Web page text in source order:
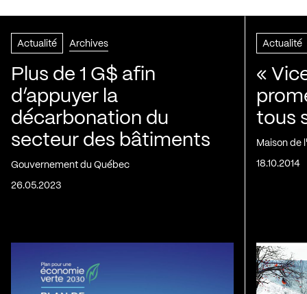
Actualité Archives
Plus de 1 G$ afin
d’appuyer la
décarbonation du
secteur des bâtiments
Gouvernement du Québec
26.05.2023
Actualité
«
tous
Maison de
18.10.2014